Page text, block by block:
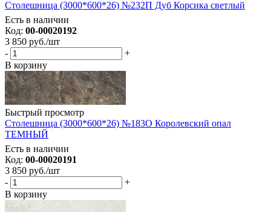
Столешница (3000*600*26) №232П Дуб Корсика светлый
Есть в наличии
Код: 00-00020192
3 850 руб./шт
-
+
В корзину
Быстрый просмотр
Столешница (3000*600*26) №183О Королевский опал
ТЕМНЫЙ
Есть в наличии
Код: 00-00020191
3 850 руб./шт
-
+
В корзину